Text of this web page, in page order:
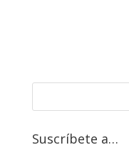
Suscríbete a…